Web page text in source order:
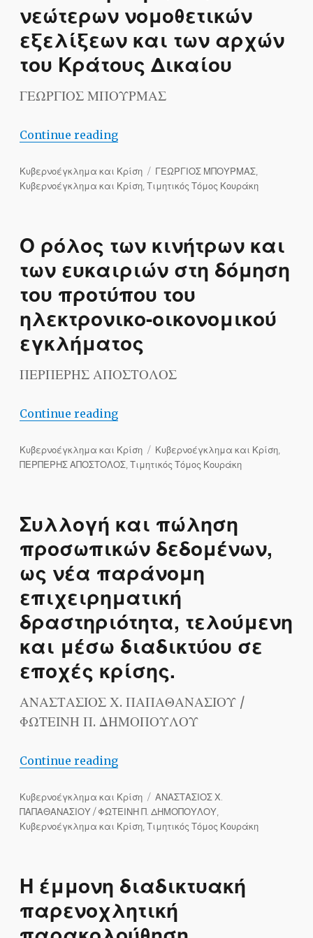
νεώτερων νομοθετικών
εξελίξεων και των αρχών
του Κράτους Δικαίου
ΓΕΩΡΓΙΟΣ ΜΠΟΥΡΜΑΣ
Continue reading“Προσπάθειες εννοιολογικού
Categories
Κυβερνοέγκλημα και Κρίση Tags
ΓΕΩΡΓΙΟΣ ΜΠΟΥΡΜΑΣ,
Κυβερνοέγκλημα και Κρίση, Τιμητικός Τόμος Κουράκη
Ο ρόλος των κινήτρων και
των ευκαιριών στη δόμηση
του προτύπου του
ηλεκτρονικο-οικονομικού
εγκλήματος
ΠΕΡΠΕΡΗΣ ΑΠΟΣΤΟΛΟΣ
Continue reading“Ο ρόλος των κινήτρων και των
Categories
Κυβερνοέγκλημα και Κρίση Tags
Κυβερνοέγκλημα και Κρίση,
ΠΕΡΠΕΡΗΣ ΑΠΟΣΤΟΛΟΣ, Τιμητικός Τόμος Κουράκη
Συλλογή και πώληση
προσωπικών δεδομένων,
ως νέα παράνομη
επιχειρηματική
δραστηριότητα, τελούμενη
και μέσω διαδικτύου σε
εποχές κρίσης.
ΑΝΑΣΤΑΣΙΟΣ Χ. ΠΑΠΑΘΑΝΑΣΙΟΥ /
ΦΩΤΕΙΝΗ Π. ΔΗΜΟΠΟΥΛΟΥ
Continue reading“Συλλογή και πώληση προσωπικών
Categories
Κυβερνοέγκλημα και Κρίση Tags
ΑΝΑΣΤΑΣΙΟΣ Χ.
ΠΑΠΑΘΑΝΑΣΙΟΥ / ΦΩΤΕΙΝΗ Π. ΔΗΜΟΠΟΥΛΟΥ,
Κυβερνοέγκλημα και Κρίση, Τιμητικός Τόμος Κουράκη
H έμμονη διαδικτυακή
παρενοχλητική